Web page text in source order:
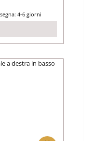
4-6 giorni